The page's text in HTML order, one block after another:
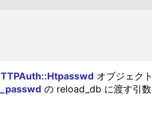
オブジェク
の reload_db に渡す引数